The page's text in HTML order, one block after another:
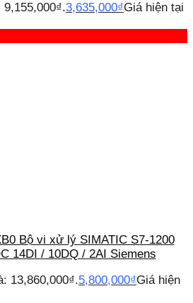
3,635,000₫Giá hiện tại
Bộ vi xử lý SIMATIC S7-1200
14DI / 10DQ / 2AI Siemens
13,860,000₫.5,800,000₫Giá hiện